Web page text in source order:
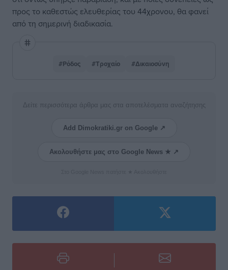
προς το καθεστώς ελευθερίας του 44χρονου, θα φανεί
από τη σημερινή διαδικασία.
#Ρόδος #Τροχαίο #Δικαιοσύνη
Δείτε περισσότερα άρθρα μας στα αποτελέσματα αναζήτησης
Add Dimokratiki.gr on Google ↗
Ακολουθήστε μας στο Google News ★ ↗